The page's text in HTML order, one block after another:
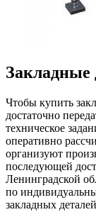
Закладные
Чтобы купить
достаточно
техническое
оперативно
организуют
последующей
Ленинградской
по
закладных